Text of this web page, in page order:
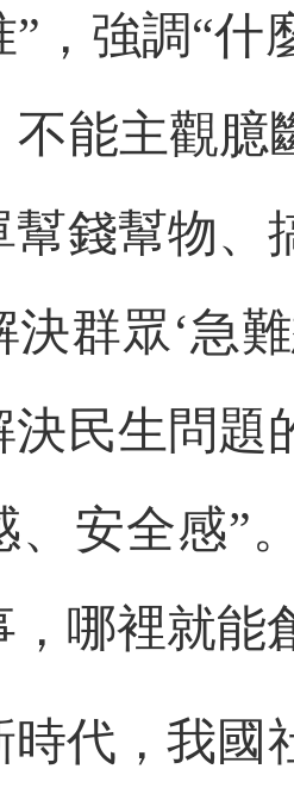
”，強調“
不能主觀臆
幫錢幫物、
決群眾‘急
決民生問題
、安全感”
，哪裡就能
時代，我國